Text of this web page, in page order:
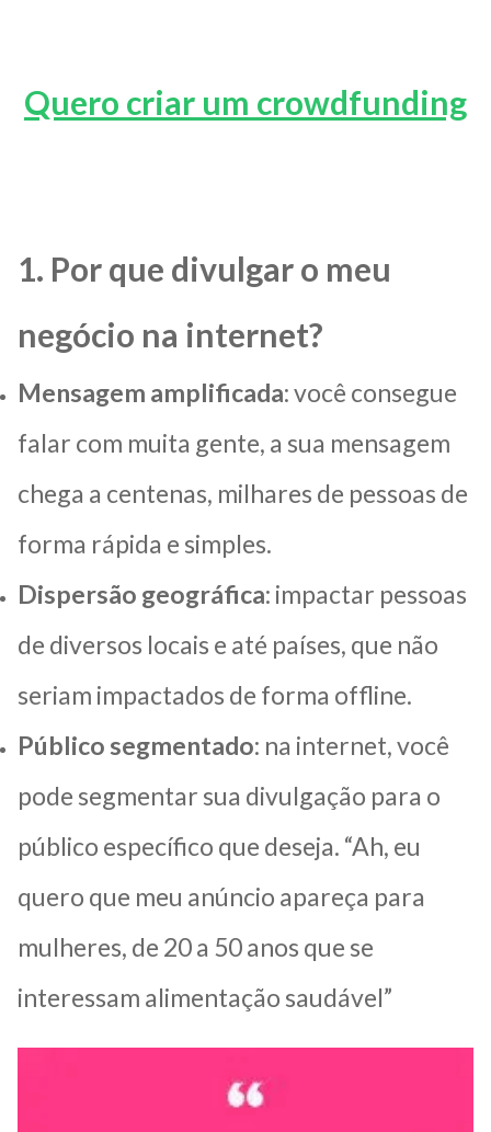
Quero criar um crowdfunding
1. Por que divulgar o meu
negócio na internet?
Mensagem amplificada: você consegue
falar com muita gente, a sua mensagem
chega a centenas, milhares de pessoas de
forma rápida e simples.
Dispersão geográfica: impactar pessoas
de diversos locais e até países, que não
seriam impactados de forma offline.
Público segmentado: na internet, você
pode segmentar sua divulgação para o
público específico que deseja. “Ah, eu
quero que meu anúncio apareça para
mulheres, de 20 a 50 anos que se
interessam alimentação saudável”